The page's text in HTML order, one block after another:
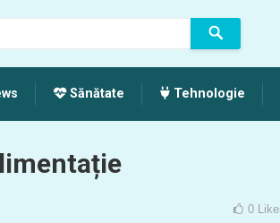
Sănătate Tehnologie
0